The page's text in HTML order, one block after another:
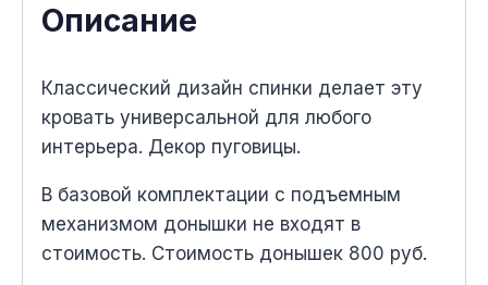
Описание
Классический дизайн спинки делает эту
кровать универсальной для любого
интерьера. Декор пуговицы.
В базовой комплектации с подъемным
меxанизмом донышки не вxодят в
стоимость. Стоимость донышек 800 руб.